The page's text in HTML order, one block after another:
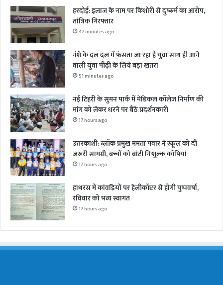
हरदोई: इलाज के नाम पर किशोरी से दुष्कर्म का आरोप,
तांत्रिक गिरफ्तार
47 minutes ago
नंशे के दल दल में फंसता जा रहा है युवा साथ ही आने
वाली युवा पीढ़ी के लिये बड़ा खतरा
51 minutes ago
नई टिहरी के सुमन पार्क में मेडिकल कॉलेज निर्माण की
मांग को लेकर धरने पर बैठे प्रदर्शनकारी
17 hours ago
उत्तरकाशी: ब्लॉक प्रमुख ममता पंवार ने स्कूल को दी
जरूरी सामग्री, बच्चों को बांटी निःशुल्क कॉपियां
17 hours ago
हाथरस में कांवड़ियों पर हेलीकॉप्टर से होगी पुष्पवर्षा,
रविवार को भव्य स्वागत
17 hours ago